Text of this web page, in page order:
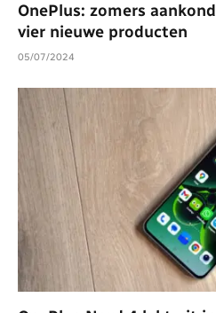
OnePlus: zomers
vier nieuwe producten
05/07/2024